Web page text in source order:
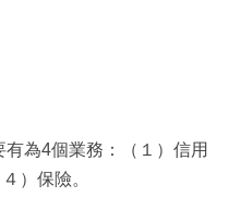
為4個業務：（１）信用
）保險。